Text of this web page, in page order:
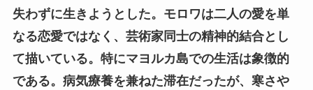
失わずに生きようとした。モロワは二人の愛を単
なる恋愛ではなく、芸術家同士の精神的結合とし
て描いている。特にマヨルカ島での生活は象徴的
である。病気療養を兼ねた滞在だったが、寒さや